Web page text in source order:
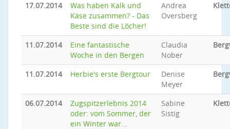
17.07.2014
Was haben Kalk und
Käse zusammen? - Das
Beste sind die Löcher!
Andrea
Oversberg
11.07.2014
Eine fantastische
Woche in den Bergen
Claudia
Nober
11.07.2014 Herbie's erste Bergtour
Denise
Meyer
06.07.2014
Zugspitzerlebnis 2014
oder: vom Sommer, der
ein Winter war...
Sabine
Sistig